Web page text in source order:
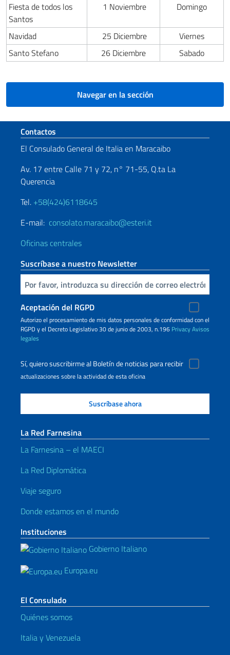
Fiesta de todos los
Santos
1 Noviembre Domingo
Navidad 25 Diciembre
Viernes
Santo Stefano
26 Diciembre Sabado
Navegar en la sección
Sezione footer
Contactos
El Consulado General de Italia en Maracaibo
Av. 17 entre Calle 71 y 72, n° 71-55, Q.ta La
Querencia
Tel. +58(424)6118645
E-mail: consolato.maracaibo@esteri.it
Oficinas centrales
Suscríbase a nuestro Newsletter
Inserta tu correo electronico
Aceptación del RGPD
Autorizo ​​el procesamiento de mis datos personales de conformidad con el
RGPD y el Decreto Legislativo 30 de junio de 2003, n.196 PrivacyAvisos
legales
Sí, quiero suscribirme al Boletín de noticias para recibir
actualizaciones sobre la actividad de esta oficina
La Red Farnesina
La Farnesina – el MAECI
La Red Diplomática
Viaje seguro
Donde estamos en el mundo
Instituciones
Gobierno Italiano
Europa.eu
El Consulado
Quiénes somos
Italia y Venezuela